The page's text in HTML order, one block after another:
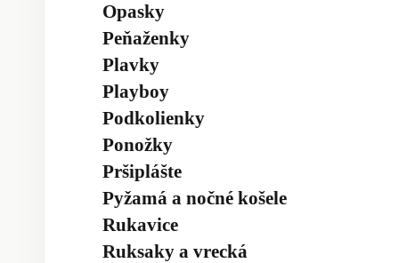
Opasky
Peňaženky
Plavky
Playboy
Podkolienky
Ponožky
Pršiplášte
Pyžamá a nočné košele
Rukavice
Ruksaky a vrecká